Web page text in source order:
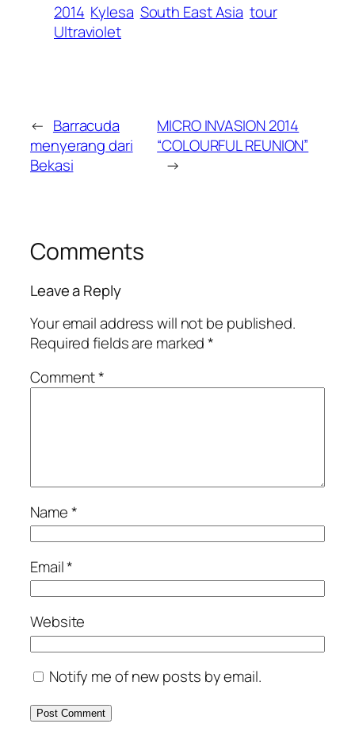
2014 Kylesa South East Asia tour
Ultraviolet
← Barracuda
menyerang dari
Bekasi
MICRO INVASION 2014
“COLOURFUL REUNION”
→
Comments
Leave a Reply
Your email address will not be published.
Required fields are marked*
Comment*
Name*
Email*
Website
Notify me of new posts by email.